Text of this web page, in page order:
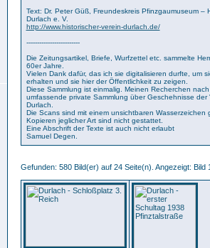
Text: Dr. Peter Güß, Freundeskreis Pfinzgaumuseum –
Durlach e. V.
http://www.historischer-verein-durlach.de/
-------------------------
Die Zeitungsartikel, Briefe, Wurfzettel etc. sammelte
60er Jahre.
Vielen Dank dafür, das ich sie digitalisieren durfte, um
erhalten und sie hier der Öffentlichkeit zu zeigen.
Diese Sammlung ist einmalig. Meinen Recherchen
umfassende private Sammlung über Geschehnisse der
Durlach.
Die Scans sind mit einem unsichtbaren Wasserzeichen
Kopieren jeglicher Art sind nicht gestattet.
Eine Abschrift der Texte ist auch nicht erlaubt
Samuel Degen.
Gefunden: 580 Bild(er) auf 24 Seite(n). Angezeigt: Bild